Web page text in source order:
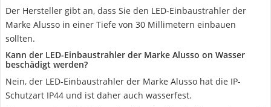
Der Hersteller gibt an, dass Sie den LED-Einbaustrahler der
Marke Alusso in einer Tiefe von 30 Millimetern einbauen
sollten.
Kann der LED-Einbaustrahler der Marke Alusso on Wasser
beschädigt werden?
Nein, der LED-Einbaustrahler der Marke Alusso hat die IP-
Schutzart IP44 und ist daher auch wasserfest.